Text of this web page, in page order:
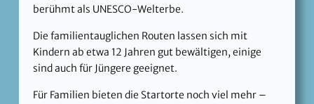
berühmt als UNESCO-Welterbe.
Die familientauglichen Routen lassen sich mit
Kindern ab etwa 12 Jahren gut bewältigen, einige
sind auch für Jüngere geeignet.
Für Familien bieten die Startorte noch viel mehr –